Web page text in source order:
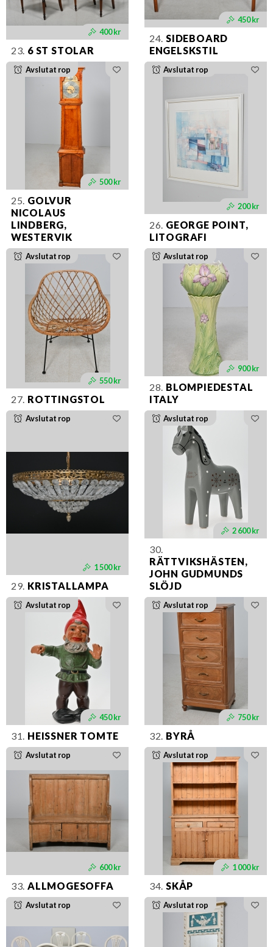
400 kr
23. 6 ST STOLAR
450 kr
24. SIDEBOARD
ENGELSKSTIL
Avslutat rop
500 kr
25. GOLVUR
NICOLAUS
LINDBERG,
WESTERVIK
Avslutat rop
200 kr
26. GEORGE POINT,
LITOGRAFI
Avslutat rop
550 kr
27. ROTTINGSTOL
Avslutat rop
900 kr
28. BLOMPIEDESTAL
ITALY
Avslutat rop
1 500 kr
29. KRISTALLAMPA
Avslutat rop
2 600 kr
30.
RÄTTVIKSHÄSTEN,
JOHN GUDMUNDS
SLÖJD
Avslutat rop
450 kr
31. HEISSNER TOMTE
Avslutat rop
750 kr
32. BYRÅ
Avslutat rop
600 kr
33. ALLMOGESOFFA
Avslutat rop
1 000 kr
34. SKÅP
Avslutat rop Avslutat rop